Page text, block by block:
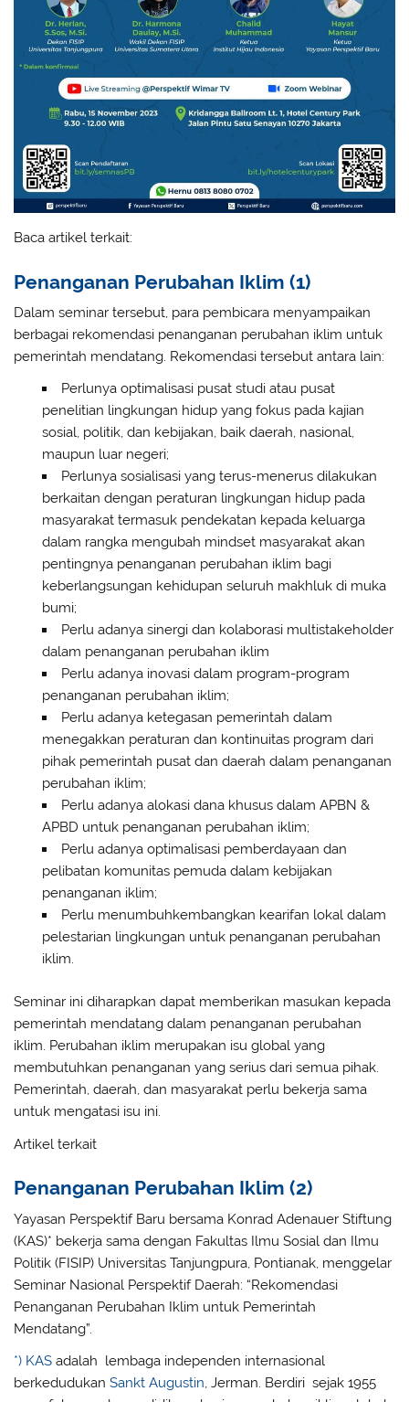
Baca artikel terkait:
Penanganan Perubahan Iklim (1)
Dalam seminar tersebut, para pembicara menyampaikan
berbagai rekomendasi penanganan perubahan iklim untuk
pemerintah mendatang. Rekomendasi tersebut antara lain:
Perlunya optimalisasi pusat studi atau pusat
penelitian lingkungan hidup yang fokus pada kajian
sosial, politik, dan kebijakan, baik daerah, nasional,
maupun luar negeri;
Perlunya sosialisasi yang terus-menerus dilakukan
berkaitan dengan peraturan lingkungan hidup pada
masyarakat termasuk pendekatan kepada keluarga
dalam rangka mengubah mindset masyarakat akan
pentingnya penanganan perubahan iklim bagi
keberlangsungan kehidupan seluruh makhluk di muka
bumi;
Perlu adanya sinergi dan kolaborasi multistakeholder
dalam penanganan perubahan iklim
Perlu adanya inovasi dalam program-program
penanganan perubahan iklim;
Perlu adanya ketegasan pemerintah dalam
menegakkan peraturan dan kontinuitas program dari
pihak pemerintah pusat dan daerah dalam penanganan
perubahan iklim;
Perlu adanya alokasi dana khusus dalam APBN &
APBD untuk penanganan perubahan iklim;
Perlu adanya optimalisasi pemberdayaan dan
pelibatan komunitas pemuda dalam kebijakan
penanganan iklim;
Perlu menumbuhkembangkan kearifan lokal dalam
pelestarian lingkungan untuk penanganan perubahan
iklim.
Seminar ini diharapkan dapat memberikan masukan kepada
pemerintah mendatang dalam penanganan perubahan
iklim. Perubahan iklim merupakan isu global yang
membutuhkan penanganan yang serius dari semua pihak.
Pemerintah, daerah, dan masyarakat perlu bekerja sama
untuk mengatasi isu ini.
Artikel terkait
Penanganan Perubahan Iklim (2)
Yayasan Perspektif Baru bersama Konrad Adenauer Stiftung
(KAS)* bekerja sama dengan Fakultas Ilmu Sosial dan Ilmu
Politik (FISIP) Universitas Tanjungpura, Pontianak, menggelar
Seminar Nasional Perspektif Daerah: “Rekomendasi
Penanganan Perubahan Iklim untuk Pemerintah
Mendatang”.
*) KAS adalah lembaga independen internasional
berkedudukanSankt Augustin, Jerman. Berdiri sejak 1955